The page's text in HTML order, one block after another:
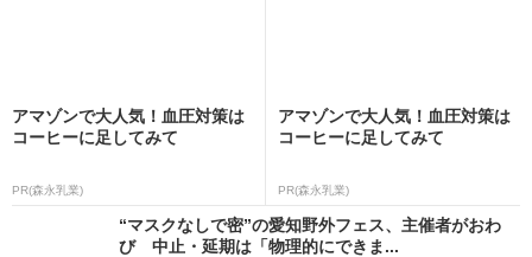
アマゾンで大人気！血圧対策は
コーヒーに足してみて
PR(森永乳業)
アマゾンで大人気！血圧対策は
コーヒーに足してみて
PR(森永乳業)
“マスクなしで密”の愛知野外フェス、主催者がおわ
び 中止・延期は「物理的にできま...